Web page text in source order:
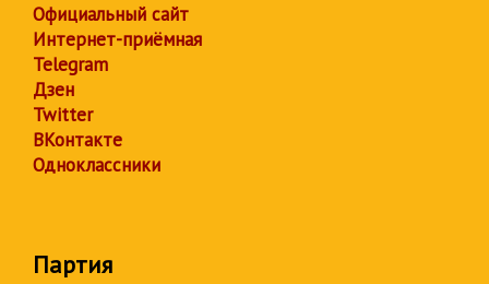
Официальный сайт
Интернет-приёмная
Telegram
Дзен
Twitter
ВКонтакте
Одноклассники
Партия